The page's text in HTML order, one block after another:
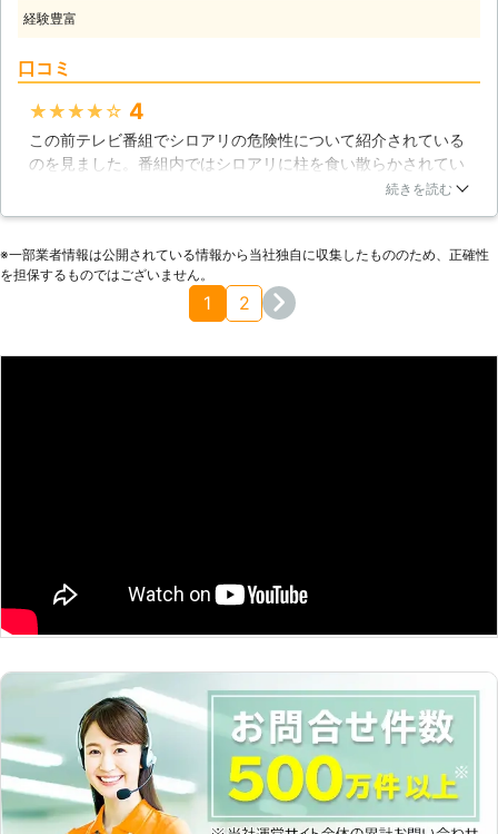
床が緩んでしまったり、カビなどで悩
まされることになり、さらに災害時に
倒壊のリスクが高くなってしまうでし
ょう。またシロアリは木材以外も加害
ートなどの住宅にも侵入して加害しま
す。シロアリ被害はどれだけ新築物件
が並ぶ住宅地であっても侵入すること
けません。 【シロアリ駆除のご相談
経験豊富
口コミ
★★★★★ 4
この前テレビ番組でシロアリの危険性について紹介されている
のを見ました。番組内ではシロアリに柱を食い散らかされてい
る無残な光景……。その番組で指摘されていた、シロアリに棲
防の工事ができるみたいです。出費はかさみますが、もしシロ
アリに棲みつかれて柱がめちゃくちゃになって、家が倒壊でも
したら。そう思うと頼まないわけにはいきませんでした。予防
工事をしてもらって、心配はなくなりました。
埼玉県 三郷市 2016年11月27日
続きを読む
※⼀部業者情報は公開されている情報から当社独⾃に収集したもののため、正確性
を担保するものではございません。
1 2